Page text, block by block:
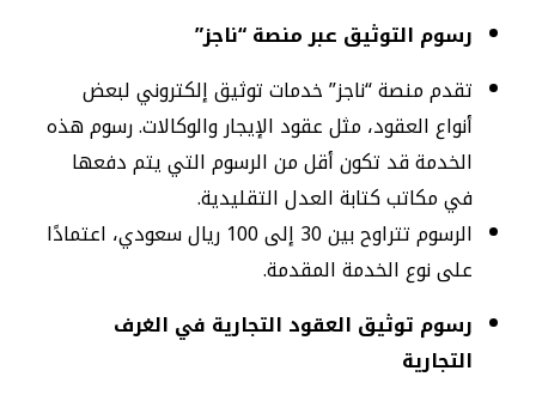
رسوم التوثيق عبر منصة “ناجز”
تقدم منصة “ناجز” خدمات توثيق إلكتروني لبعض
أنواع العقود، مثل عقود الإيجار والوكالات. رسوم هذه
الخدمة قد تكون أقل من الرسوم التي يتم دفعها
في مكاتب كتابة العدل التقليدية.
الرسوم تتراوح بين 30 إلى 100 ريال سعودي، اعتمادًا
على نوع الخدمة المقدمة.
رسوم توثيق العقود التجارية في الغرف
التجارية